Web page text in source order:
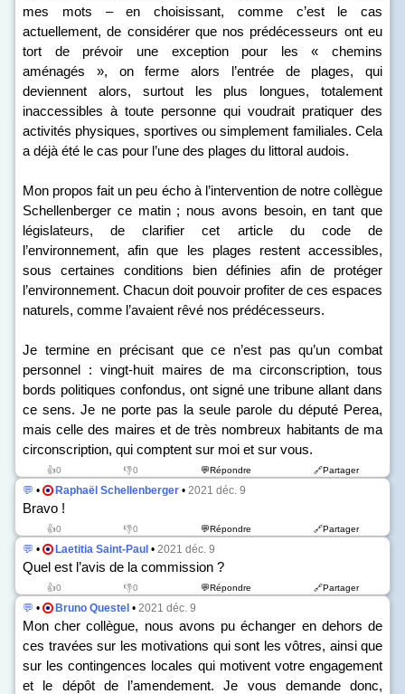
mes mots – en choisissant, comme c’est le cas
actuellement, de considérer que nos prédécesseurs ont eu
tort de prévoir une exception pour les « chemins
aménagés », on ferme alors l’entrée de plages, qui
deviennent alors, surtout les plus longues, totalement
inaccessibles à toute personne qui voudrait pratiquer des
activités physiques, sportives ou simplement familiales. Cela
a déjà été le cas pour l’une des plages du littoral audois.
Mon propos fait un peu écho à l’intervention de notre collègue
Schellenberger ce matin ; nous avons besoin, en tant que
législateurs, de clarifier cet article du code de
l’environnement, afin que les plages restent accessibles,
sous certaines conditions bien définies afin de protéger
l’environnement. Chacun doit pouvoir profiter de ces espaces
naturels, comme l’avaient rêvé nos prédécesseurs.
Je termine en précisant que ce n’est pas qu’un combat
personnel : vingt-huit maires de ma circonscription, tous
bords politiques confondus, ont signé une tribune allant dans
ce sens. Je ne porte pas la seule parole du député Perea,
mais celle des maires et de très nombreux habitants de ma
circonscription, qui comptent sur moi et sur vous.
👍0 👎0 💬Répondre 🔗Partager
💬 • Raphaël Schellenberger • 2021 déc. 9
Bravo !
👍0 👎0 💬Répondre 🔗Partager
💬 • Laetitia Saint-Paul • 2021 déc. 9
Quel est l’avis de la commission ?
👍0 👎0 💬Répondre 🔗Partager
💬 • Bruno Questel • 2021 déc. 9
Mon cher collègue, nous avons pu échanger en dehors de
ces travées sur les motivations qui sont les vôtres, ainsi que
sur les contingences locales qui motivent votre engagement
et le dépôt de l’amendement. Je vous demande donc,